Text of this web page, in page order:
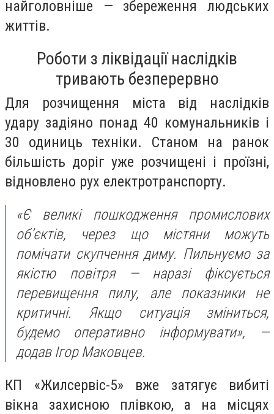
найголовніше — збереження людських
життів.
Роботи з ліквідації наслідків
тривають безперервно
Для розчищення міста від наслідків
удару задіяно понад 40 комунальників і
30 одиниць техніки. Станом на ранок
більшість доріг уже розчищені і проїзні,
відновлено рух електротранспорту.
«Є великі пошкодження промислових
об’єктів, через що містяни можуть
помічати скупчення диму. Пильнуємо за
якістю повітря — наразі фіксується
перевищення пилу, але показники не
критичні. Якщо ситуація зміниться,
будемо оперативно інформувати», —
додав Ігор Маковцев.
КП «Жилсервіс-5» вже затягує вибиті
вікна захисною плівкою, а на місцях